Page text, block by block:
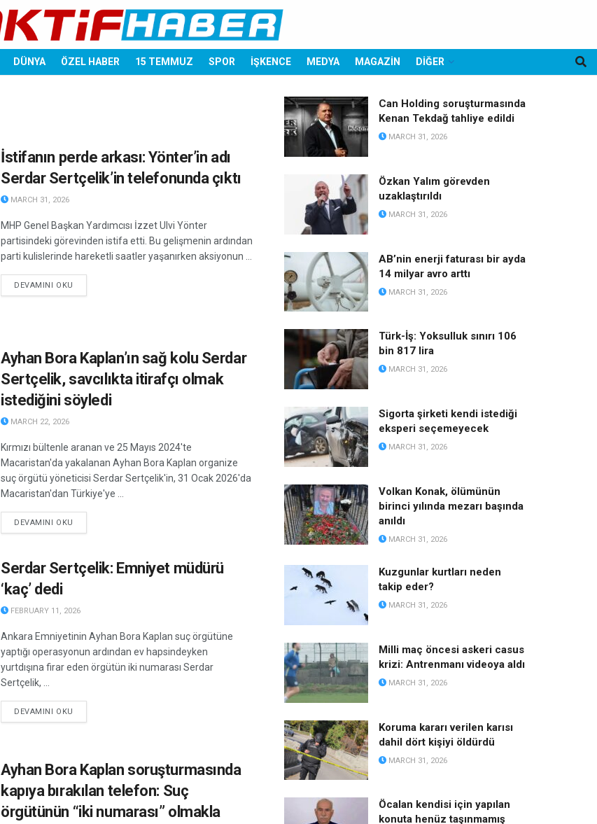
DÜNYA ÖZEL HABER 15 TEMMUZ SPOR İŞKENCE MEDYA MAGAZİN DİĞER
İstifanın perde arkası: Yönter’in adı
Serdar Sertçelik’in telefonunda çıktı
MARCH 31, 2026
MHP Genel Başkan Yardımcısı İzzet Ulvi Yönter
partisindeki görevinden istifa etti. Bu gelişmenin ardından
parti kulislerinde hareketli saatler yaşanırken aksiyonun ...
DEVAMINI OKU
Ayhan Bora Kaplan’ın sağ kolu Serdar
Sertçelik, savcılıkta itirafçı olmak
istediğini söyledi
MARCH 22, 2026
Kırmızı bültenle aranan ve 25 Mayıs 2024'te
Macaristan'da yakalanan Ayhan Bora Kaplan organize
suç örgütü yöneticisi Serdar Sertçelik'in, 31 Ocak 2026'da
Macaristan'dan Türkiye'ye ...
DEVAMINI OKU
Serdar Sertçelik: Emniyet müdürü
‘kaç’ dedi
FEBRUARY 11, 2026
Ankara Emniyetinin Ayhan Bora Kaplan suç örgütüne
yaptığı operasyonun ardından ev hapsindeyken
yurtdışına firar eden örgütün iki numarası Serdar
Sertçelik, ...
DEVAMINI OKU
Ayhan Bora Kaplan soruşturmasında
kapıya bırakılan telefon: Suç
örgütünün “iki numarası” olmakla
Can Holding soruşturmasında
Kenan Tekdağ tahliye edildi
MARCH 31, 2026
Özkan Yalım görevden
uzaklaştırıldı
MARCH 31, 2026
AB’nin enerji faturası bir ayda
14 milyar avro arttı
MARCH 31, 2026
Türk-İş: Yoksulluk sınırı 106
bin 817 lira
MARCH 31, 2026
Sigorta şirketi kendi istediği
eksperi seçemeyecek
MARCH 31, 2026
Volkan Konak, ölümünün
birinci yılında mezarı başında
anıldı
MARCH 31, 2026
Kuzgunlar kurtları neden
takip eder?
MARCH 31, 2026
Milli maç öncesi askeri casus
krizi: Antrenmanı videoya aldı
MARCH 31, 2026
Koruma kararı verilen karısı
dahil dört kişiyi öldürdü
MARCH 31, 2026
Öcalan kendisi için yapılan
konuta henüz taşınmamış